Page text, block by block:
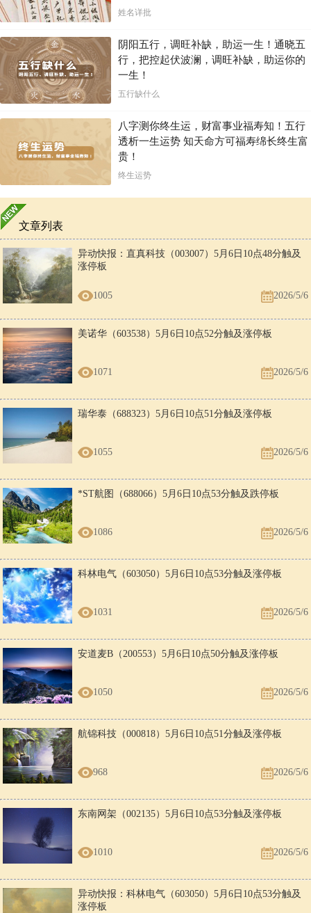
姓名详批
阴阳五行，调旺补缺，助运一生！通晓五
行，把控起伏波澜，调旺补缺，助运你的
一生！
五行缺什么
八字测你终生运，财富事业福寿知！五行
透析一生运势 知天命方可福寿绵长终生富
贵！
终生运势
文章列表
异动快报：直真科技（003007）5月6日10点48分触及
涨停板
1005 2026/5/6
美诺华（603538）5月6日10点52分触及涨停板
1071 2026/5/6
瑞华泰（688323）5月6日10点51分触及涨停板
1055 2026/5/6
*ST航图（688066）5月6日10点53分触及跌停板
1086 2026/5/6
科林电气（603050）5月6日10点53分触及涨停板
1031 2026/5/6
安道麦B（200553）5月6日10点50分触及涨停板
1050 2026/5/6
航锦科技（000818）5月6日10点51分触及涨停板
968 2026/5/6
东南网架（002135）5月6日10点53分触及涨停板
1010 2026/5/6
异动快报：科林电气（603050）5月6日10点53分触及
涨停板